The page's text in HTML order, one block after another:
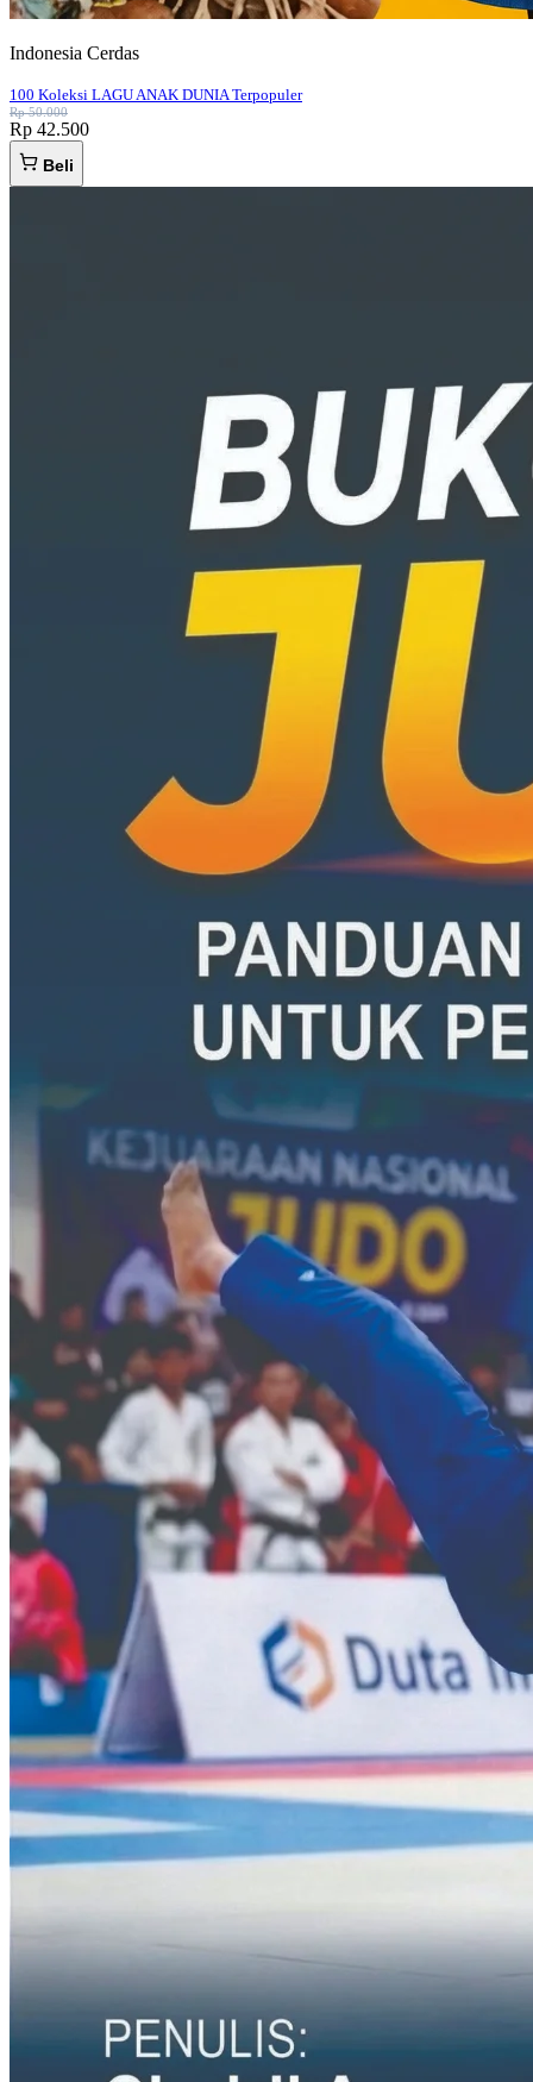
Indonesia Cerdas
100 Koleksi LAGU ANAK DUNIA Terpopuler
Rp 50.000
Rp 42.500
Beli